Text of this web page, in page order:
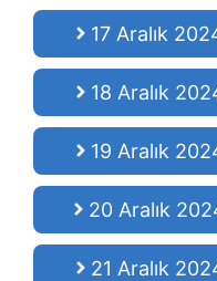
17 Aralık
18 Aralık
19 Aralık
20 Aralık
21 Aralık